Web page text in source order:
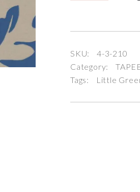
SKU:
4-3-210
Category:
Tags:
Little